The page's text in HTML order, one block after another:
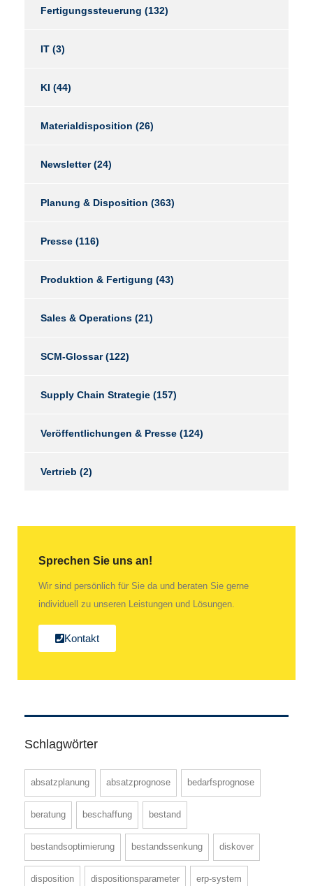
Fertigungssteuerung (132)
IT (3)
KI (44)
Materialdisposition (26)
Newsletter(24)
Planung & Disposition (363)
Presse (116)
Produktion & Fertigung (43)
Sales & Operations (21)
SCM-Glossar(122)
Supply Chain Strategie (157)
Veröffentlichungen & Presse (124)
Vertrieb (2)
Sprechen Sie uns an!
Wir sind persönlich für Sie da und beraten Sie gerne
individuell zu unseren Leistungen und Lösungen.
Kontakt
Schlagwörter
absatzplanung absatzprognose bedarfsprognose
beratung beschaffung bestand
bestandsoptimierung bestandssenkung diskover
disposition dispositionsparameter erp-system